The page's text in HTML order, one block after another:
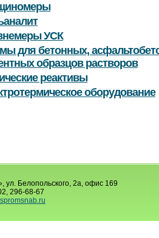
УСК
для бетонных,
образцов растворов
реактивы
оборудование
ул. Белопольского, 2а, офис 169
296-68-67